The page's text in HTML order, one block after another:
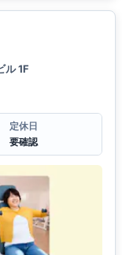
ル 1F
定休日
要確認